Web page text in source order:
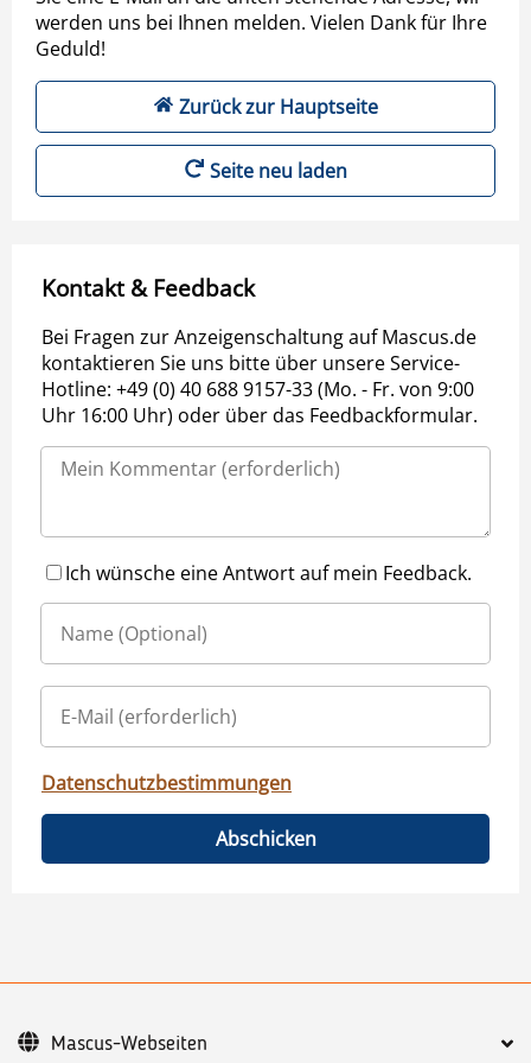
werden uns bei Ihnen melden. Vielen Dank für Ihre
Geduld!
Zurück zur Hauptseite
Seite neu laden
Kontakt & Feedback
Bei Fragen zur Anzeigenschaltung auf Mascus.de
kontaktieren Sie uns bitte über unsere Service-
Hotline: +49 (0) 40 688 9157-33 (Mo. - Fr. von 9:00
Uhr 16:00 Uhr) oder über das Feedbackformular.
Ich wünsche eine Antwort auf mein Feedback.
Datenschutzbestimmungen
Abschicken
Mascus-Webseiten